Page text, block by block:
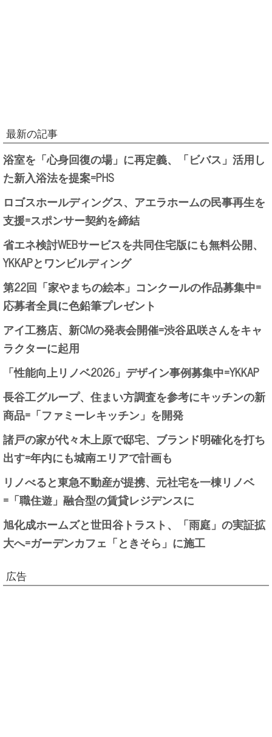
最新の記事
浴室を「心身回復の場」に再定義、「ビバス」活用し
た新入浴法を提案=PHS
ロゴスホールディングス、アエラホームの民事再生を
支援=スポンサー契約を締結
省エネ検討WEBサービスを共同住宅版にも無料公開、
YKKAPとワンビルディング
第22回「家やまちの絵本」コンクールの作品募集中=
応募者全員に色鉛筆プレゼント
アイ工務店、新CMの発表会開催=渋谷凪咲さんをキャ
ラクターに起用
「性能向上リノベ2026」デザイン事例募集中=YKKAP
長谷工グループ、住まい方調査を参考にキッチンの新
商品=「ファミーレキッチン」を開発
諸戸の家が代々木上原で邸宅、ブランド明確化を打ち
出す=年内にも城南エリアで計画も
リノべると東急不動産が提携、元社宅を一棟リノベ
=「職住遊」融合型の賃貸レジデンスに
旭化成ホームズと世田谷トラスト、「雨庭」の実証拡
大へ=ガーデンカフェ「ときそら」に施工
広告